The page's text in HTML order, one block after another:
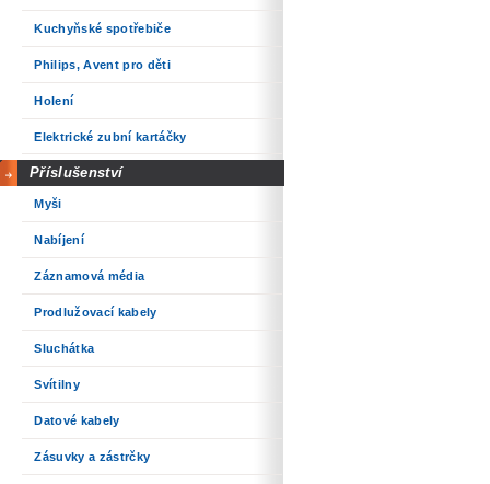
Kuchyňské spotřebiče
Philips, Avent pro děti
Holení
Elektrické zubní kartáčky
Příslušenství
Myši
Nabíjení
Záznamová média
Prodlužovací kabely
Sluchátka
Svítilny
Datové kabely
Zásuvky a zástrčky